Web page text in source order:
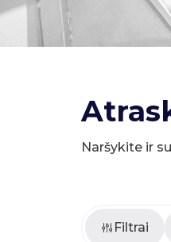
Naršykite ir
Filtrai